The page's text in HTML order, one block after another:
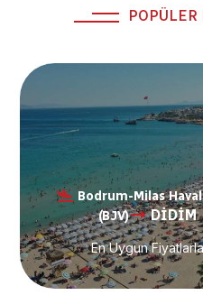
Bodrum-Milas
(BJV)
DİDİM
En Uygun Fiyatlarla